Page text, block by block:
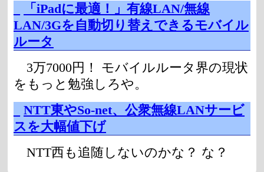
「iPadに最適！」有線LAN/無線
LAN/3Gを自動切り替えできるモバイル
ルータ
3万7000円！ モバイルルータ界の現状
をもっと勉強しろや。
NTT東やSo-net、公衆無線LANサービ
スを大幅値下げ
NTT西も追随しないのかな？ な？